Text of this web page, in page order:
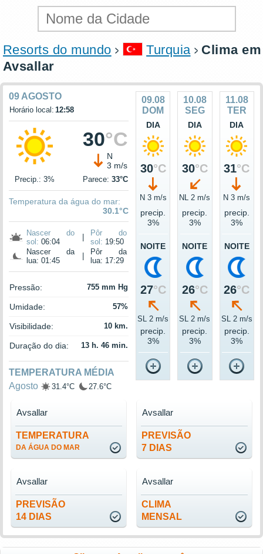
Resorts do mundo Turquia
Clima em
Avsallar
09 AGOSTO
Horário local: 12:58
30°C
N
3 m/s
Precip.: 3% Parece: 33°C
Temperatura da água do mar:
30.1°C
Nascer do
sol: 06:04
Pôr do
sol: 19:50
Nascer da
lua: 01:45
Pôr da
lua: 17:29
Pressão: 755 mm Hg
Umidade: 57%
Visibilidade: 10 km.
Duração do dia: 13 h. 46 min.
TEMPERATURA MÉDIA
Agosto
31.4°C 27.6°C
09.08
DOM
DIA
30°C
N 3 m/s
precip.
3%
NOITE
27°C
SL 2 m/s
precip.
3%
10.08
SEG
DIA
30°C
NL 2 m/s
precip.
3%
NOITE
26°C
SL 2 m/s
precip.
3%
11.08
TER
DIA
31°C
N 3 m/s
precip.
3%
NOITE
26°C
SL 2 m/s
precip.
3%
TEMPERATURA
DA ÁGUA DO MAR
Avsallar
PREVISÃO
7 DIAS
Avsallar
PREVISÃO
14 DIAS
Avsallar
CLIMA
MENSAL
Avsallar